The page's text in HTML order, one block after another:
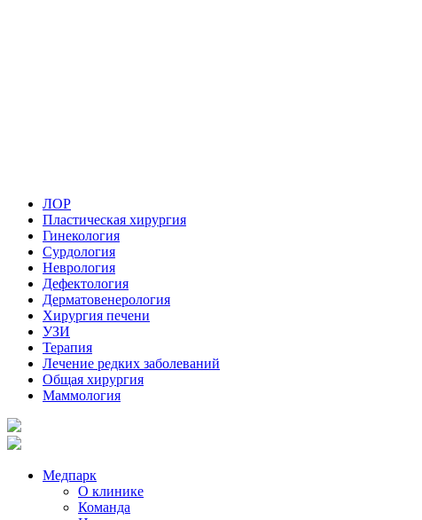
ЛОР
Пластическая хирургия
Гинекология
Сурдология
Неврология
Дефектология
Дерматовенерология
Хирургия печени
УЗИ
Терапия
Лечение редких заболеваний
Общая хирургия
Маммология
Медпарк
О клинике
Команда